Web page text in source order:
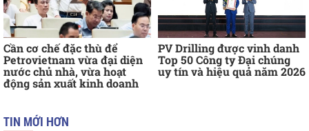
Cần cơ chế đặc thù để
Petrovietnam vừa đại diện
nước chủ nhà, vừa hoạt
động sản xuất kinh doanh
PV Drilling được vinh danh
Top 50 Công ty Đại chúng
uy tín và hiệu quả năm 2026
TIN MỚI HƠN